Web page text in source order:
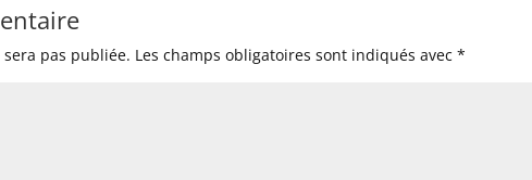
pas publiée. Les champs obligatoires sont indiqués avec*